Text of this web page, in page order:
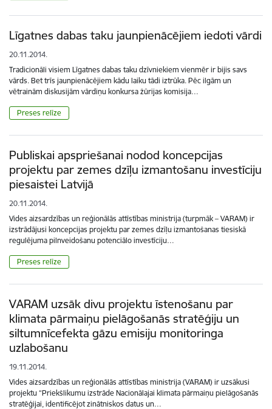
Līgatnes dabas taku jaunpienācējiem iedoti vārdi
20.11.2014.
Tradicionāli visiem Līgatnes dabas taku dzīvniekiem vienmēr ir bijis savs
vārds. Bet trīs jaunpienācējiem kādu laiku tādi iztrūka. Pēc ilgām un
vētrainām diskusijām vārdiņu konkursa žūrijas komisija…
Preses relīze
Publiskai apspriešanai nodod koncepcijas
projektu par zemes dzīļu izmantošanu investīciju
piesaistei Latvijā
20.11.2014.
Vides aizsardzības un reģionālās attīstības ministrija (turpmāk – VARAM) ir
izstrādājusi koncepcijas projektu par zemes dzīļu izmantošanas tiesiskā
regulējuma pilnveidošanu potenciālo investīciju…
Preses relīze
VARAM uzsāk divu projektu īstenošanu par
klimata pārmaiņu pielāgošanās stratēģiju un
siltumnīcefekta gāzu emisiju monitoringa
uzlabošanu
19.11.2014.
Vides aizsardzības un reģionālās attīstības ministrija (VARAM) ir uzsākusi
projektu “Priekšlikumu izstrāde Nacionālajai klimata pārmaiņu pielāgošanās
stratēģijai, identificējot zinātniskos datus un…